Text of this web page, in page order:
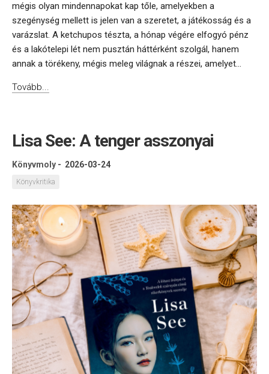
mégis olyan mindennapokat kap tőle, amelyekben a
szegénység mellett is jelen van a szeretet, a játékosság és a
varázslat. A ketchupos tészta, a hónap végére elfogyó pénz
és a lakótelepi lét nem pusztán háttérként szolgál, hanem
annak a törékeny, mégis meleg világnak a részei, amelyet...
Tovább...
Lisa See: A tenger asszonyai
Könyvmoly - 2026-03-24
Könyvkritika